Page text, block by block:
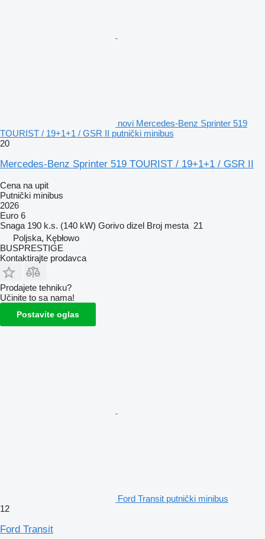
novi Mercedes-Benz Sprinter 519
TOURIST / 19+1+1 / GSR II putnički minibus
20
Mercedes-Benz Sprinter 519 TOURIST / 19+1+1 / GSR II
Cena na upit
Putnički minibus
2026
Euro 6
Snaga 190 k.s. (140 kW) Gorivo dizel Broj mesta 21
Poljska, Kębłowo
BUSPRESTIGE
Kontaktirajte prodavca
Prodajete tehniku?
Učinite to sa nama!
Postavite oglas
Ford Transit putnički minibus
12
Ford Transit